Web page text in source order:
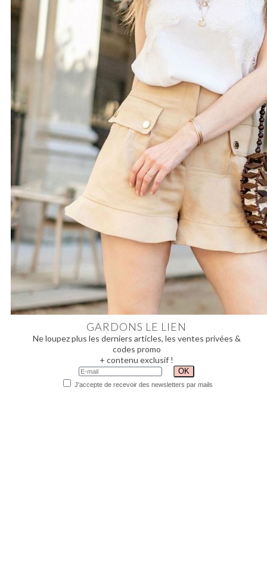
GARDONS LE LIEN
Ne loupez plus les derniers articles, les ventes privées &
codes promo
+ contenu exclusif !
J'accepte de recevoir des newsletters par mails